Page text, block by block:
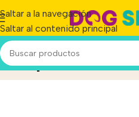
Saltar a la navegación
Saltar al contenido principal
Etapa 2Inicio/Producto